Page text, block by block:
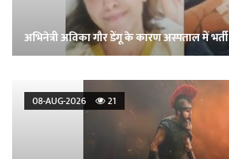
अभिनेत्री अविका गौर डेंगू के कारण अस्पताल में भर्ती
08-AUG-2026 21